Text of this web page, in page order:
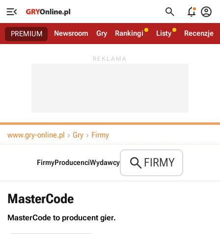
   
PREMIUM Newsroom Gry Rankingi Listy Recenzje
www.gry-online.pl  Gry  Firmy
FirmyProducenciWydawcy FIRMY
MasterCode
MasterCode to producent gier.